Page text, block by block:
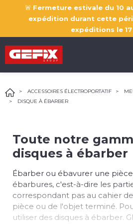
🚨 Fermeture estivale du 10
expédition durant cette
expéditions le
ACCESSOIRES ÉLECTROPORTATIF
DISQUE À ÉBARBER
Toute notre
disques à ébarber
Ébarber ou ébavurer une
ébarbures, c'est-à-dire les
correspondant pas au cahier
pièce ou de l'objet terminé.
utiliser des disques à ébarber.